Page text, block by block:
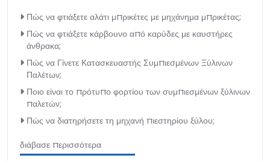
Πώς να φτιάξετε αλάτι μπρικέτες με μηχάνημα μπρικέτας;
Πώς να φτιάξετε κάρβουνο από καρύδες με καυστήρες
άνθρακα;
Πώς να Γίνετε Κατασκευαστής Συμπιεσμένων Ξύλινων
Παλέτων;
Ποιο είναι το πρότυπο φορτίου των συμπιεσμένων ξύλινων
παλετών;
Πώς να διατηρήσετε τη μηχανή πιεστηρίου ξύλου;
διάβασε περισσότερα